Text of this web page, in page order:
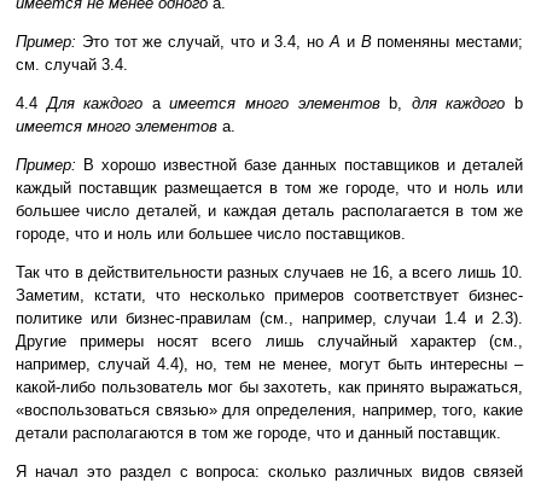
Пример: Это тот же случай, что и 3.4, ноA и Bпоменяны местами;
см. случай 3.4.
4.4Для каждого aимеется много элементов b, для каждого
b
имеется много элементов a.
Пример: В хорошо известной базе данных поставщиков и деталей
каждый поставщик размещается в том же городе, что и ноль или
большее число деталей, и каждая деталь располагается в том же
городе, что и ноль или большее число поставщиков.
Так что в действительности разных случаев не 16, а всего лишь 10.
Заметим, кстати, что несколько примеров соответствует бизнес-
политике или бизнес-правилам (см., например, случаи 1.4 и 2.3).
Другие примеры носят всего лишь случайный характер (см.,
например, случай 4.4), но, тем не менее, могут быть интересны –
какой-либо пользователь мог бы захотеть, как принято выражаться,
«воспользоваться связью» для определения, например, того, какие
детали располагаются в том же городе, что и данный поставщик.
Я начал это раздел с вопроса: сколько различных видов связей